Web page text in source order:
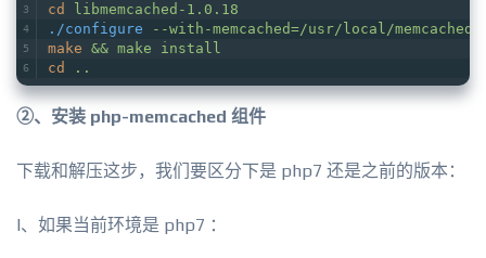
cd
libmemcached-1.0.18
./configure
--with-memcached=/usr/local/
make && make install
cd
..
②、安装 php-memcached 组件
下载和解压这步，我们要区分下是 php7 还是之前的版本：
I、如果当前环境是 php7 ：